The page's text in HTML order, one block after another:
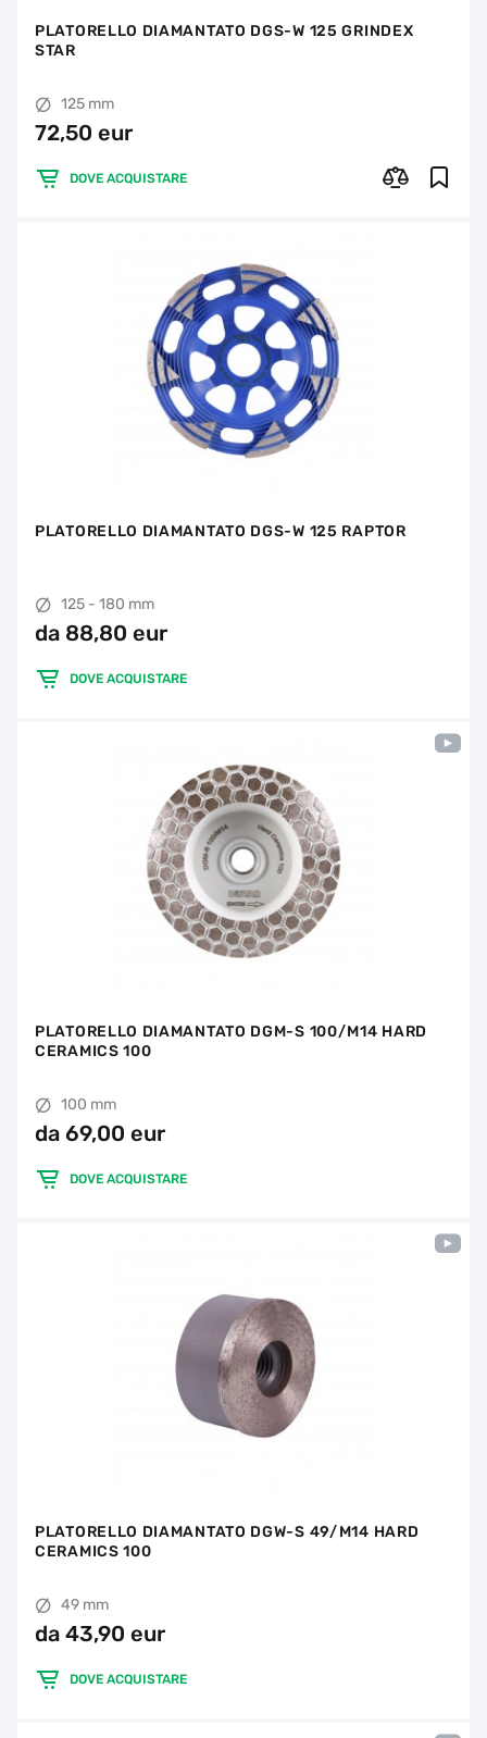
PLATORELLO DIAMANTATO DGS-W 125 GRINDEX
STAR
125 mm
72,50 eur
DOVE ACQUISTARE
PLATORELLO DIAMANTATO DGS-W 125 RAPTOR
125 - 180 mm
da 88,80 eur
DOVE ACQUISTARE
PLATORELLO DIAMANTATO DGM-S 100/M14 HARD
CERAMICS 100
100 mm
da 69,00 eur
DOVE ACQUISTARE
PLATORELLO DIAMANTATO DGW-S 49/M14 HARD
CERAMICS 100
49 mm
da 43,90 eur
DOVE ACQUISTARE